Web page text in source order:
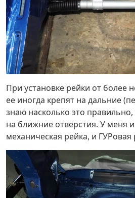
При установке рейки от более
ее иногда крепят на дальние
знаю насколько это правильно,
на ближние отверстия. У меня
механическая рейка, и ГУРовая